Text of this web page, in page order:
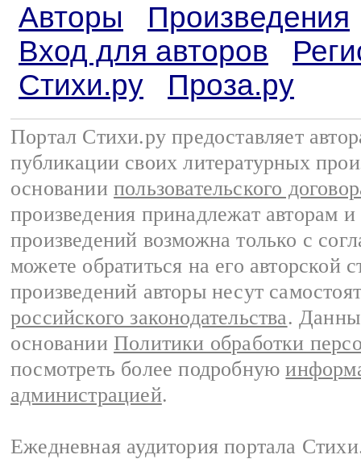
Авторы
Произведения
Вход для авторов
Стихи.ру
Проза.ру
Портал Стихи.ру предоставляет
публикации своих литературных
основании пользовательского
произведения принадлежат авторам
произведений возможна только с
можете обратиться на его авторской
произведений авторы несут
российского законодательства.
основании Политики обработки
посмотреть более подробную
администрацией.
Ежедневная аудитория портала